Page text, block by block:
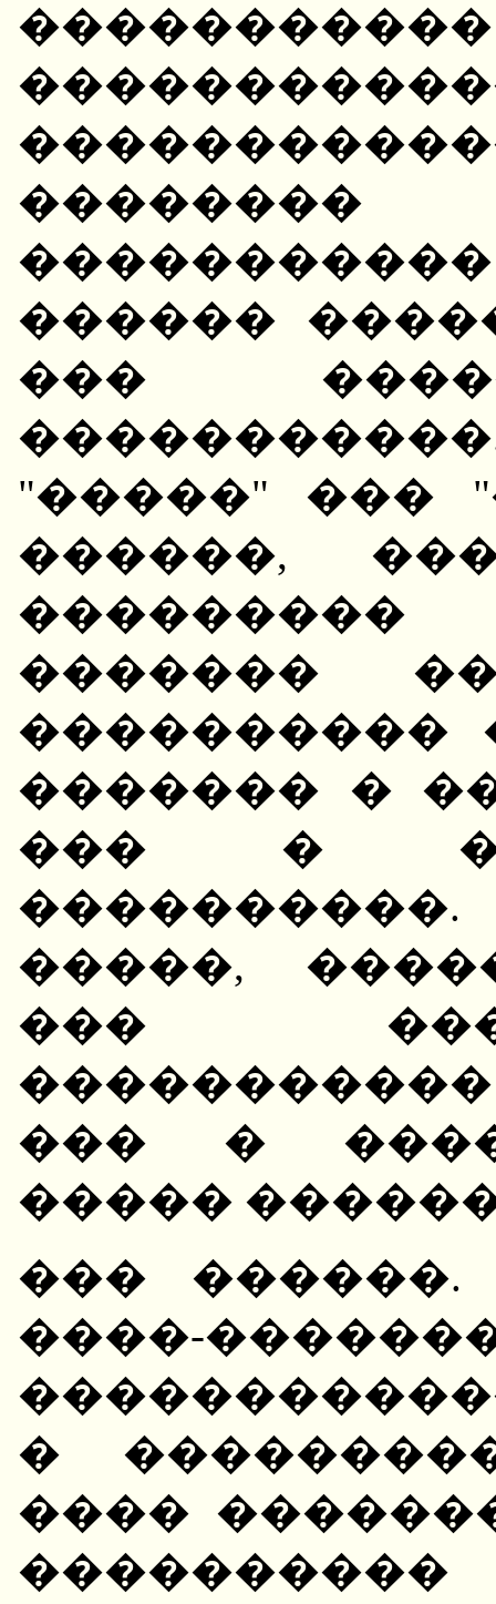
������
���
"�����" ���
������,
�������
����������
������� �
��� �
�����,
���
��� �
�����
��� ������.
����-��������
�
����